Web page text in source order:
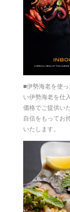
■伊勢海老を使
い伊勢海老を仕
価格でご提供い
自信をもってお
いたします。